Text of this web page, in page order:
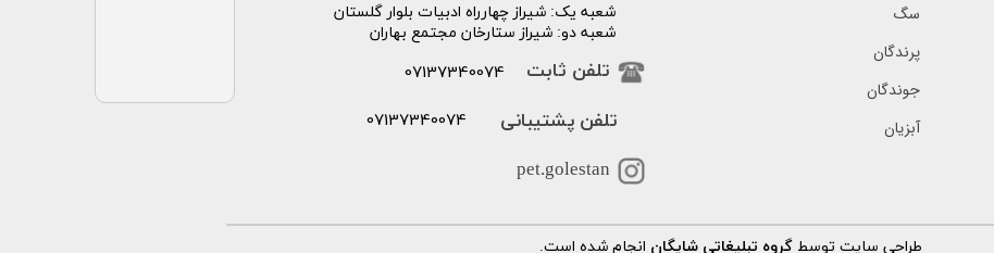
سگ
پرندگان
جوندگان
آبزیان
​​شعبه یک: شیراز چهارراه ادبیات بلوار گلستان
شعبه دو: شیراز ستارخان مجتمع بهاران
تلفن ثابت 07137340074
pet.golestan
طراحی سایت توسط گروه تبلیغاتی شایگان انجام شده است.
تلفن پشتیبانی 07137340074